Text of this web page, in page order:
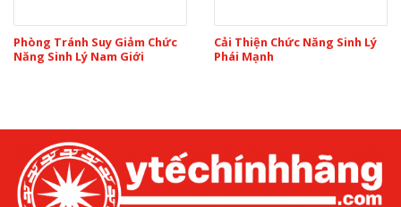
Phòng Tránh Suy Giảm Chức
Năng Sinh Lý Nam Giới
Cải Thiện Chức Năng Sinh Lý
Phái Mạnh